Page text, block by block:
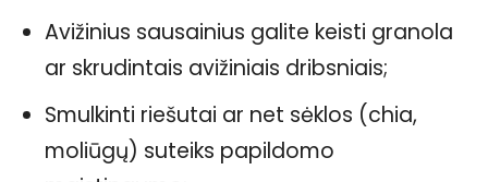
Avižinius sausainius galite keisti granola
ar skrudintais avižiniais dribsniais;
Smulkinti riešutai ar net sėklos (chia,
moliūgų) suteiks papildomo